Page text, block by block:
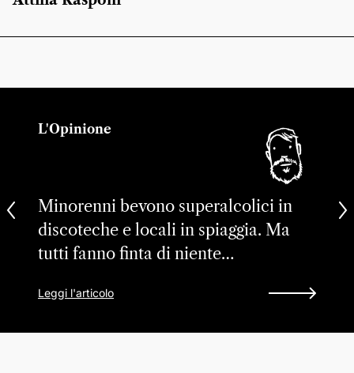
L'Opinione
Minorenni bevono superalcolici in
discoteche e locali in spiaggia. Ma
tutti fanno finta di niente…
Leggi l'articolo